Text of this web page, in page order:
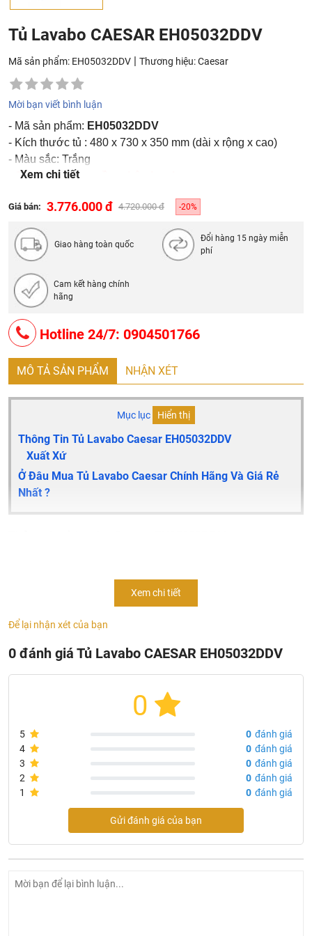
Tủ Lavabo CAESAR EH05032DDV
Mã sản phẩm: EH05032DDV | Thương hiệu:Caesar
Mời bạn viết bình luận
- Mã sản phẩm: EH05032DDV
- Kích thước tủ : 480 x 730 x 350 mm (dài x rộng x cao)
- Màu sắc: Trắng
Giá không bao gồm chậu lavabo
Xem chi tiết
Giá bán: 3.776.000 đ 4.720.000 đ -20%
Giao hàng toàn quốc
Đổi hàng 15 ngày miễn
phí
Cam kết hàng chính
hãng
Hotline 24/7: 0904501766
MÔ TẢ SẢN PHẨM NHẬN XÉT
Mục lục Hiển thị
Thông Tin Tủ Lavabo Caesar EH05032DDV
Xuất Xứ
Ở Đâu Mua Tủ Lavabo Caesar Chính Hãng Và Giá Rẻ
Nhất ?
Thiết kế đẹp, phù hợp với nhiều không gian
Tủ đựng các vật dụng giúp không gian thêm rộng rãi
Kích thước tủ: 480 x 730 x 350 mm (dài x rộng x cao)
Độ bền cao, có tay cầm đóng mở
Khali Nguyen
Hãng sản xuất: CAESAR
Công nghệ sản xuất: Đài Loan
Xem chi tiết
Để lại nhận xét của bạn
0 đánh giá Tủ Lavabo CAESAR EH05032DDV
0
5 0 đánh giá
4
0 đánh giá
3
0 đánh giá
2
0 đánh giá
1
0 đánh giá
Gửi đánh giá của bạn